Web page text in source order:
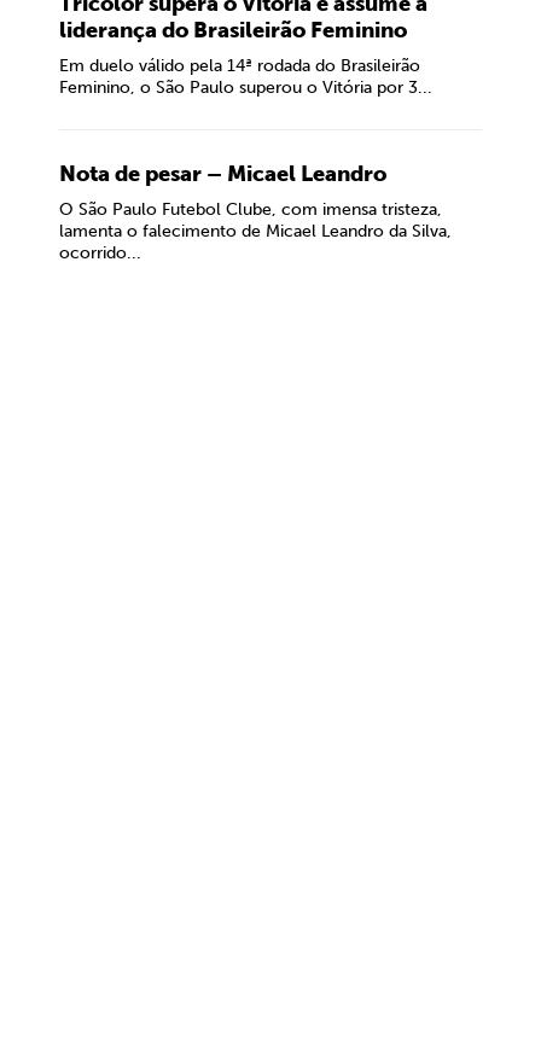
liderança do Brasileirão Feminino
Em duelo válido pela 14ª rodada do Brasileirão
Feminino, o São Paulo superou o Vitória por 3...
Nota de pesar – Micael Leandro
O São Paulo Futebol Clube, com imensa tristeza,
lamenta o falecimento de Micael Leandro da Silva,
ocorrido...